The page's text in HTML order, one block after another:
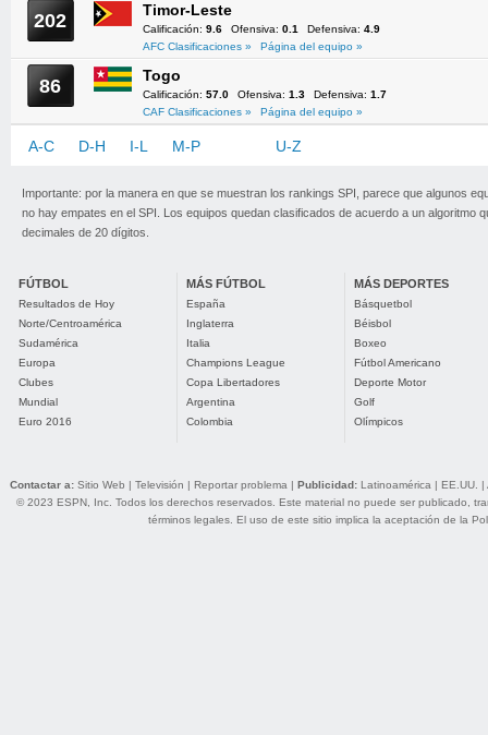
202 Timor-Leste
Calificación: 9.6 Ofensiva: 0.1 Defensiva: 4.9
AFC Clasificaciones »
Página del equipo »
86 Togo
Calificación: 57.0 Ofensiva: 1.3 Defensiva: 1.7
CAF Clasificaciones »
Página del equipo »
A-C D-H I-L M-P U-Z
Importante: por la manera en que se muestran los rankings SPI, parece que algunos
no hay empates en el SPI. Los equipos quedan clasificados de acuerdo a un algoritmo
decimales de 20 dígitos.
FÚTBOL
Resultados de Hoy
Norte/Centroamérica
Sudamérica
Europa
Clubes
Mundial
Euro 2016
MÁS FÚTBOL
España
Inglaterra
Italia
Champions League
Copa Libertadores
Argentina
Colombia
MÁS DEPORTES
Básquetbol
Béisbol
Boxeo
Fútbol Americano
Deporte Motor
Golf
Olímpicos
Contactar a: Sitio Web | Televisión | Reportar problema | Publicidad: Latinoamérica | EE.UU. |
© 2023 ESPN, Inc. Todos los derechos reservados. Este material no puede ser publicado,
términos legales. El uso de este sitio implica la aceptación de la